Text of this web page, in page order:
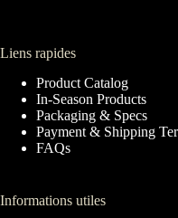
Liens rapides
Product Catalog
In-Season Products
Packaging & Specs
Payment & Shipping
FAQs
Informations utiles